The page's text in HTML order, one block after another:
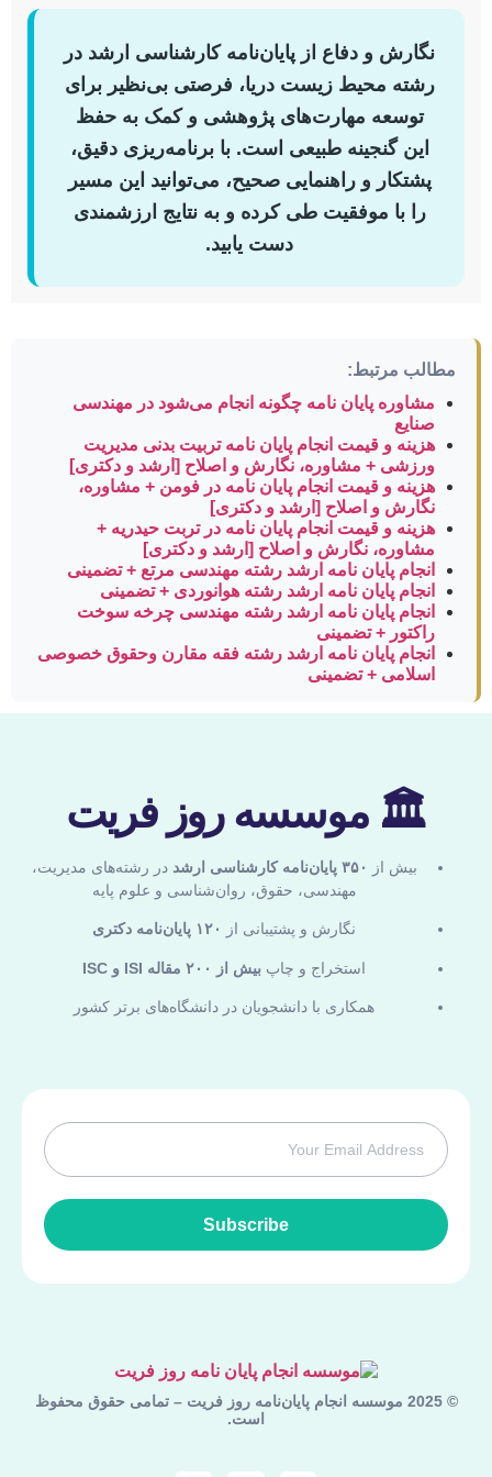
نگارش و دفاع از پایان‌نامه کارشناسی ارشد در
رشته محیط زیست دریا، فرصتی بی‌نظیر برای
توسعه مهارت‌های پژوهشی و کمک به حفظ
این گنجینه طبیعی است. با برنامه‌ریزی دقیق،
پشتکار و راهنمایی صحیح، می‌توانید این مسیر
را با موفقیت طی کرده و به نتایج ارزشمندی
دست یابید.
مطالب مرتبط:
مشاوره پایان نامه چگونه انجام می‌شود در مهندسی
صنایع
هزینه و قیمت انجام پایان نامه تربیت بدنی مدیریت
ورزشی + مشاوره، نگارش و اصلاح [ارشد و دکتری]
هزینه و قیمت انجام پایان نامه در فومن + مشاوره،
نگارش و اصلاح [ارشد و دکتری]
هزینه و قیمت انجام پایان نامه در تربت حیدریه +
مشاوره، نگارش و اصلاح [ارشد و دکتری]
انجام پایان نامه ارشد رشته مهندسی مرتع + تضمینی
انجام پایان نامه ارشد رشته هوانوردی + تضمینی
انجام پایان نامه ارشد رشته مهندسی چرخه سوخت
راکتور + تضمینی
انجام پایان نامه ارشد رشته فقه مقارن وحقوق خصوصی
اسلامی + تضمینی
🏛 موسسه روز فریت
بیش از ۳۵۰ پایان‌نامه کارشناسی ارشد
در رشته‌های مدیریت،
مهندسی، حقوق، روان‌شناسی و علوم پایه
نگارش و پشتیبانی از ۱۲۰ پایان‌نامه دکتری
استخراج و چاپ بیش از ۲۰۰ مقاله ISI و ISC
همکاری با دانشجویان در دانشگاه‌های برتر کشور
Subscribe
© 2025 موسسه انجام پایان‌نامه روز فریت – تمامی حقوق محفوظ
است.